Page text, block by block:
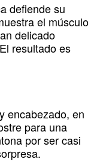
defiende su
el músculo
delicado
resultado es
encabezado, en
para una
por ser casi